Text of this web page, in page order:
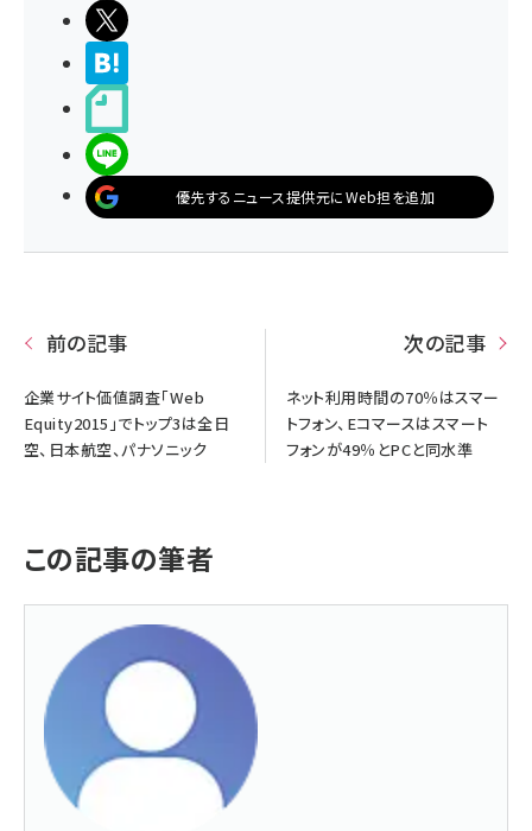
優先するニュース提供元にWeb担を追加
前の記事
企業サイト価値調査「Web
Equity2015」でトップ3は全日
空、日本航空、パナソニック
次の記事
ネット利用時間の70％はスマー
トフォン、Eコマースはスマート
フォンが49％とPCと同水準
この記事の筆者